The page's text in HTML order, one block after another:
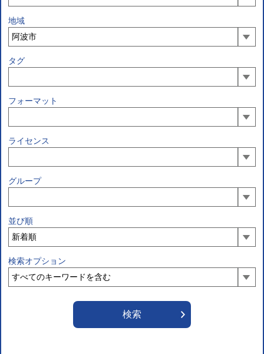
地域
タグ
フォーマット
ライセンス
グループ
並び順
検索オプション